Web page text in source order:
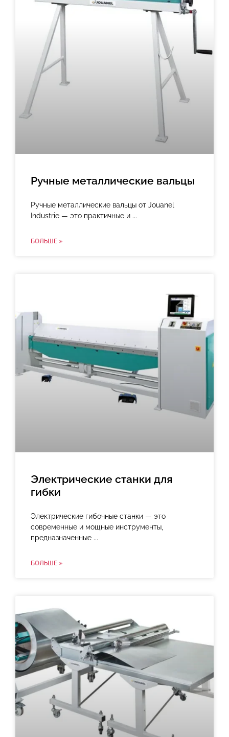
Ручные металлические вальцы
Ручные металлические вальцы от Jouanel
Industrie — это практичные и
БОЛЬШЕ »
Электрические станки для
гибки
Электрические гибочные станки — это
современные и мощные инструменты,
предназначенные
БОЛЬШЕ »